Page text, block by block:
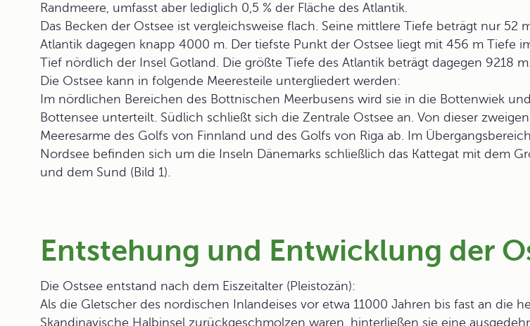
Randmeere, umfasst aber lediglich 0,5 % der Fläche des Atlantik.
Das Becken der Ostsee ist vergleichsweise flach. Seine mittlere Tiefe beträgt nur 52
Atlantik dagegen knapp 4000 m. Der tiefste Punkt der Ostsee liegt mit 456 m Tiefe
Tief nördlich der Insel Gotland. Die größte Tiefe des Atlantik beträgt dagegen 9218 m.
Die Ostsee kann in folgende Meeresteile untergliedert werden:
Im nördlichen Bereichen des Bottnischen Meerbusens wird sie in die Bottenwiek
Bottensee unterteilt. Südlich schließt sich die Zentrale Ostsee an. Von dieser
Meeresarme des Golfs von Finnland und des Golfs von Riga ab. Im
Nordsee befinden sich um die Inseln Dänemarks schließlich das Kattegat mit dem
und dem Sund (Bild 1).
Entstehung und Entwicklung der
Die Ostsee entstand nach dem Eiszeitalter (Pleistozän):
Als die Gletscher des nordischen Inlandeises vor etwa 11000 Jahren bis fast an die
Skandinavische Halbinsel zurückgeschmolzen waren, hinterließen sie eine